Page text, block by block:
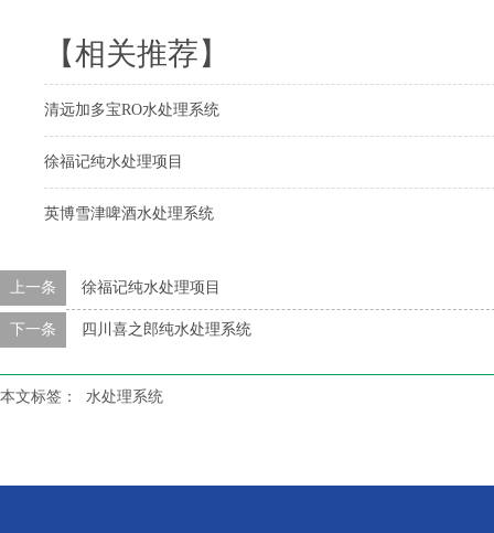
【相关推荐】
清远加多宝RO水处理系统
徐福记纯水处理项目
英博​雪津啤酒水处理系统
上一条 徐福记纯水处理项目
下一条 四川喜之郎纯水处理系统
本文标签： 水处理系统